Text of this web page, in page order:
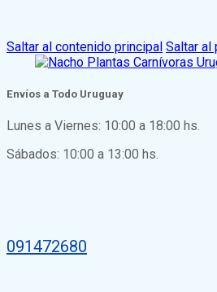
Saltar al contenido principal Saltar al
Envíos a Todo Uruguay
Lunes a Viernes: 10:00 a 18:00 hs.
Sábados: 10:00 a 13:00 hs.
091472680